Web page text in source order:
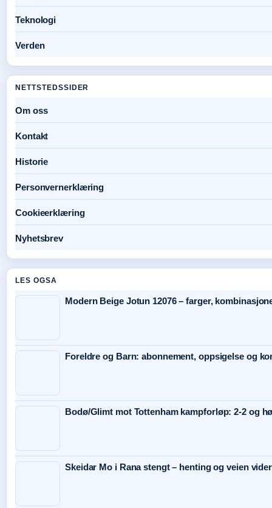
Teknologi
Verden
NETTSTEDSSIDER
Om oss
Kontakt
Historie
Personvernerklæring
Cookieerklæring
Nyhetsbrev
LES OGSA
Modern Beige Jotun 12076 – farger,
Foreldre og Barn: abonnement, oppsigelse og
Bodø/Glimt mot Tottenham kampforløp: 2-2 og
Skeidar Mo i Rana stengt – henting og veien